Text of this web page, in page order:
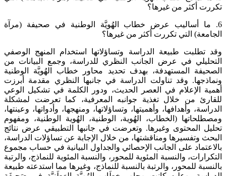
تكررت أكثر من غيرها؟
6. ما أساليب عرض خطاب الهُويَّة الوطنية في صحيفة (مرآة
الجامعة) التي تكررت أكثر من غيرها؟
وقد تطلبت طبيعة الدراسة وتساؤلاتها استخدام المنهج الوصفي
التحليلي في عرض الجانب النظري للدراسة، وجمع البيانات من
الصحيفة المستهدفة، بهدف تحديد محاور خطاب الهُويَّة الوطنية
ونماذجها. وقد تناولت الدراسة في جانبها النظري مقدمة أبرزت
أهمية الإعلام في العصر الحديث، ودور الكلمة في تشكيل الوعي
للقارئ من خلال تغذية جوانبه المعرفية، كما تعرضت لمشكلة
الدراسة، وأهدافها، وأهميتها، وتساؤلاتها، ومنهجها، وأدواتها، وعينتها،
ومصطلحاتها (الخطاب، الهُوية، الوطنية، الهُوية الوطنية، ومفهوم
تحليل المحتوى وغيرها. وتعرضت في جانبها التطبيقي عرض نتائج
البحث وتفسيرها ومناقشتها، من خلال الإجابة عن تساؤلات الدراسة،
بالاعتماد على الجانب الإحصائي والجداول البيانية في حساب مجموع
التكرارات، والنسبة المئوية للمحور، والنسبة المئوية للنماذج، والرتبة
بالنسبة للمحور، والرتبة بالنسبة للنماذج، وغيرها مما استدعته طبيعة